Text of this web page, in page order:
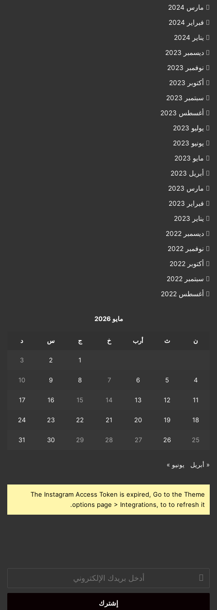
مارس 2024
فبراير 2024
يناير 2024
ديسمبر 2023
نوفمبر 2023
أكتوبر 2023
سبتمبر 2023
أغسطس 2023
يوليو 2023
يونيو 2023
مايو 2023
أبريل 2023
مارس 2023
فبراير 2023
يناير 2023
ديسمبر 2022
نوفمبر 2022
أكتوبر 2022
سبتمبر 2022
أغسطس 2022
مايو 2026
ن ث أرب خ ج س د
1
2
3
4
5
6
7
8
9
10
11
12
13
14
15
16
17
18
19
20
21
22
23
24
25
26
27
28
29
30
31
« أبريل يونيو »
The Instagram Access Token is expired, Go to the Theme
options page > Integrations, to to refresh it.
بريدك
الإلكتروني